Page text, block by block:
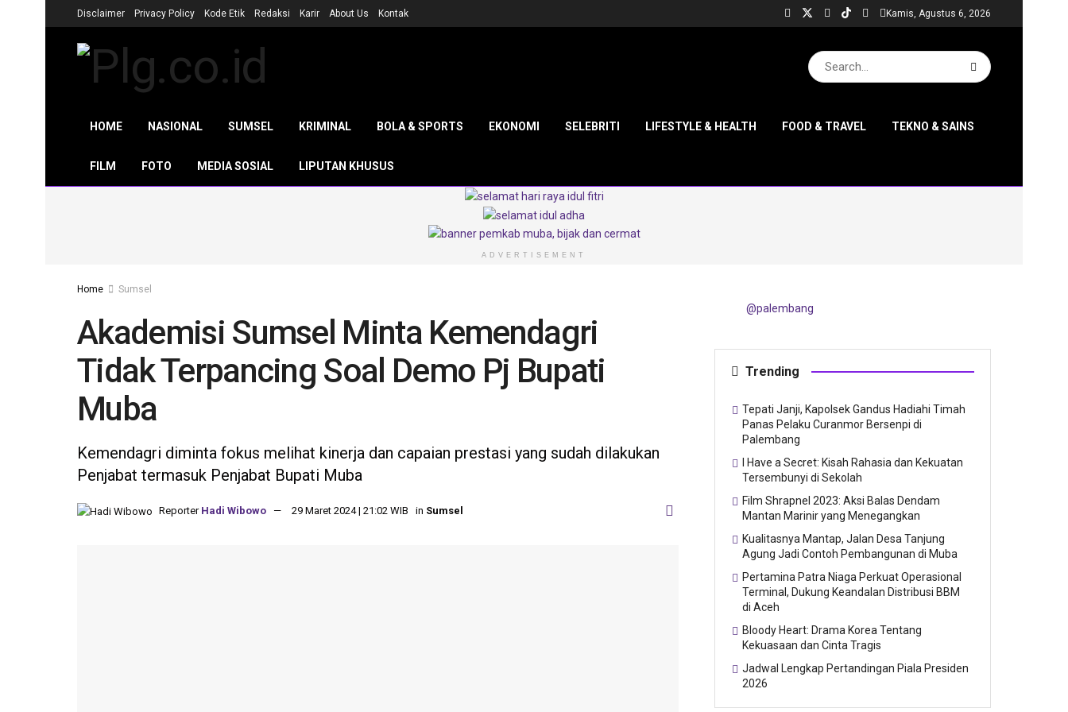
Disclaimer Privacy Policy Kode Etik Redaksi Karir About Us Kontak Kamis, Agustus 6, 2026
HOME NASIONAL SUMSEL KRIMINAL BOLA & SPORTS EKONOMI SELEBRITI LIFESTYLE & HEALTH FOOD & TRAVEL TEKNO & SAINS
FILM FOTO MEDIA SOSIAL LIPUTAN KHUSUS
ADVERTISEMENT
Home Sumsel
Akademisi Sumsel Minta Kemendagri
Tidak Terpancing Soal Demo Pj Bupati
Muba
Kemendagri diminta fokus melihat kinerja dan capaian prestasi yang sudah dilakukan
Penjabat termasuk Penjabat Bupati Muba
Reporter Hadi Wibowo 29 Maret 2024 | 21:02 WIB in Sumsel
@palembang
Trending
Tepati Janji, Kapolsek Gandus Hadiahi Timah
Panas Pelaku Curanmor Bersenpi di
Palembang
I Have a Secret: Kisah Rahasia dan Kekuatan
Tersembunyi di Sekolah
Film Shrapnel 2023: Aksi Balas Dendam
Mantan Marinir yang Menegangkan
Kualitasnya Mantap, Jalan Desa Tanjung
Agung Jadi Contoh Pembangunan di Muba
Pertamina Patra Niaga Perkuat Operasional
Terminal, Dukung Keandalan Distribusi BBM
di Aceh
Bloody Heart: Drama Korea Tentang
Kekuasaan dan Cinta Tragis
Jadwal Lengkap Pertandingan Piala Presiden
2026